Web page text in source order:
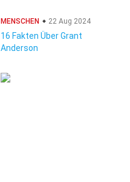
MENSCHEN 22 Aug 2024
16 Fakten Über Grant
Anderson